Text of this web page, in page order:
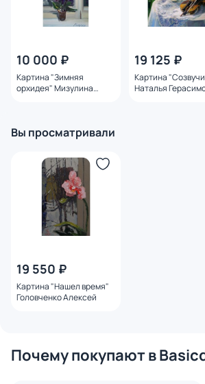
10 000 ₽
Картина "Зимняя
орхидея" Мизулина
19 125 ₽
Картина
Наталья
Вы просматривали
19 550 ₽
Картина "Нашел время"
Головченко Алексей
Почему покупают в